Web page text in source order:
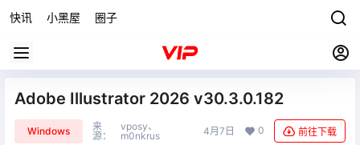
快讯 小黑屋 圈子
Adobe Illustrator 2026 v30.3.0.182
Windows
来
源：
vposy、
m0nkrus
4月7日 0 前往下载